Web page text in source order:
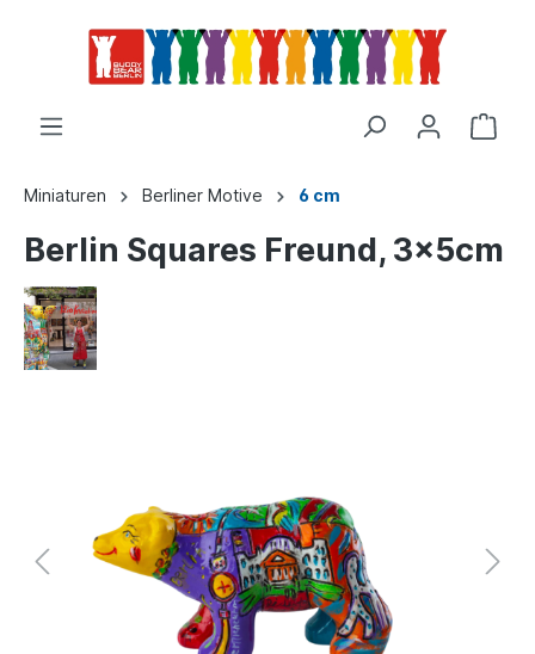
Miniaturen Berliner Motive 6 cm
Berlin Squares Freund, 3x5cm